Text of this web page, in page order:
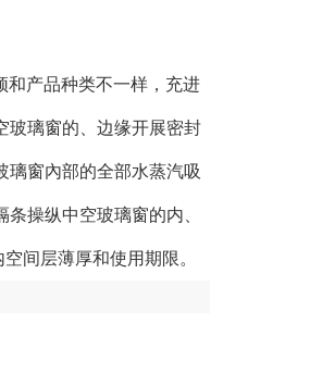
产品种类不一样，充进
玻璃窗的、边缘开展密封
璃窗內部的全部水蒸汽吸
操纵中空玻璃窗的内、
间层薄厚和使用期限。